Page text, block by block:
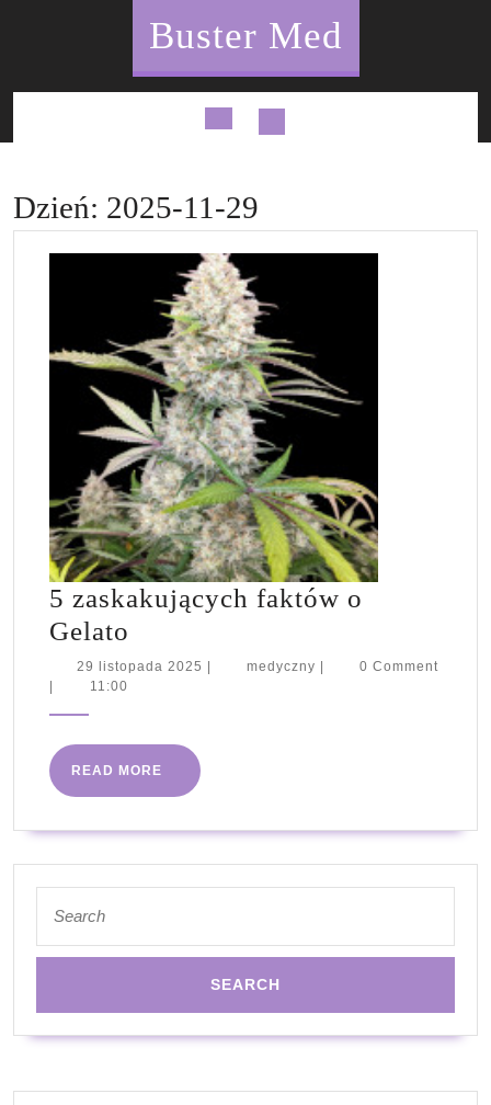
Buster Med
Open
Dzień: 2025-11-29
5 zaskakujących faktów o
Gelato
zaskakujących
Gelato
29 listopada 2025 29
medyczny medyczny0 Comment
11:00
READ MORE
READ
MORE
for: